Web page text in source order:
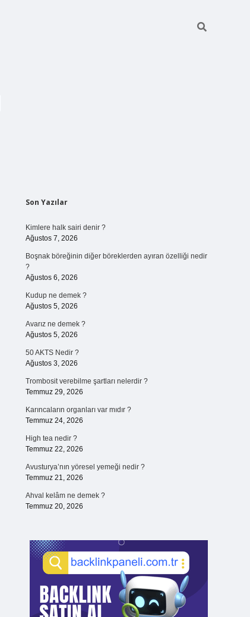
Sidebar
Son Yazılar
Kimlere halk sairi denir ?
Ağustos 7, 2026
Boşnak böreğinin diğer böreklerden ayıran özelliği nedir
?
Ağustos 6, 2026
Kudup ne demek ?
Ağustos 5, 2026
Avarız ne demek ?
Ağustos 5, 2026
50 AKTS Nedir ?
Ağustos 3, 2026
Trombosit verebilme şartları nelerdir ?
Temmuz 29, 2026
Karıncaların organları var mıdır ?
Temmuz 24, 2026
High tea nedir ?
Temmuz 22, 2026
Avusturya’nın yöresel yemeği nedir ?
Temmuz 21, 2026
Ahval kelâm ne demek ?
Temmuz 20, 2026